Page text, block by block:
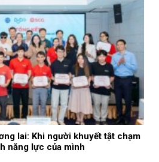
lai: Khi người khuyết tật chạm
năng lực của mình